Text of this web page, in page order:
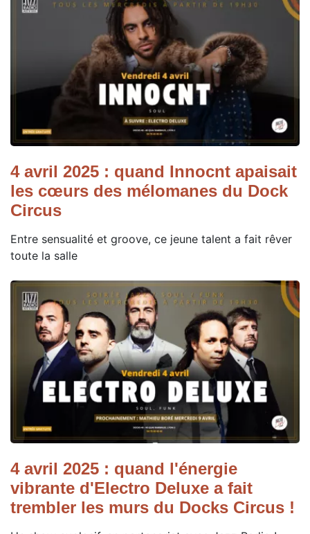
4 avril 2025 : quand Innocnt apaisait
les cœurs des mélomanes du Dock
Circus
Entre sensualité et groove, ce jeune talent a fait rêver
toute la salle
4 avril 2025 : quand l'énergie
vibrante d'Electro Deluxe a fait
trembler les murs du Docks Circus !